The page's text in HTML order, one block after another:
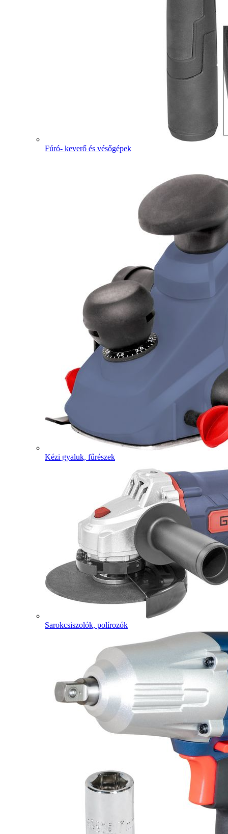
Fúró- keverő és vésőgépek
Kézi gyaluk, fűrészek
Sarokcsiszolók, polírozók